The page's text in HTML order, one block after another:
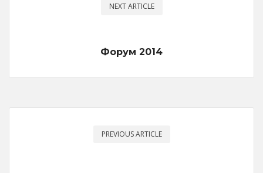
NEXT ARTICLE
Форум 2014
PREVIOUS ARTICLE